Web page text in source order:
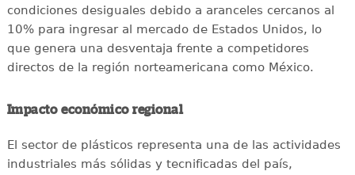
condiciones desiguales debido a aranceles cercanos al
10% para ingresar al mercado de Estados Unidos, lo
que genera una desventaja frente a competidores
directos de la región norteamericana como México.
Impacto económico regional
El sector de plásticos representa una de las actividades
industriales más sólidas y tecnificadas del país,